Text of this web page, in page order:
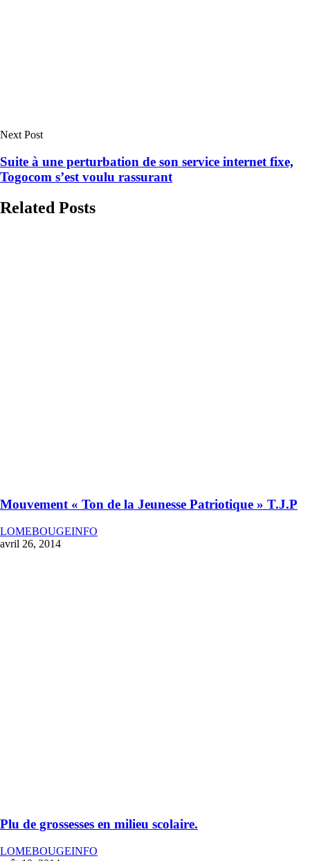
Next Post
Suite à une perturbation de son service internet fixe,
Togocom s’est voulu rassurant
Related Posts
Mouvement « Ton de la Jeunesse Patriotique » T.J.P
LOMEBOUGEINFO
avril 26, 2014
Plu de grossesses en milieu scolaire.
LOMEBOUGEINFO